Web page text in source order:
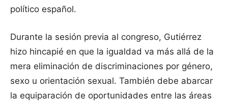
político español.
Durante la sesión previa al congreso, Gutiérrez
hizo hincapié en que la igualdad va más allá de la
mera eliminación de discriminaciones por género,
sexo u orientación sexual. También debe abarcar
la equiparación de oportunidades entre las áreas